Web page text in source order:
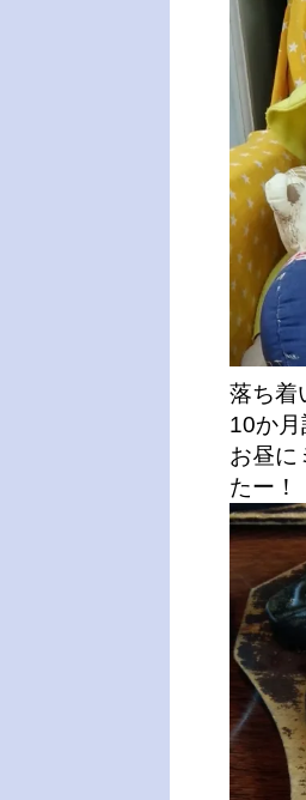
落ち着
10か月
お昼に
たー！